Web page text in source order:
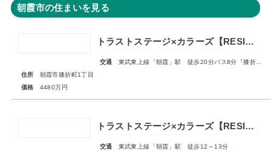
朝霞市の住まいを見る
トラストステージ×カラーズ【RESIDENCE】朝霞市膝折町1丁目12期 全2棟◇最終1棟◇
交通
東武東上線「朝霞」駅 徒歩20分バス8分『膝折町一丁目』停歩3分
住所
朝霞市膝折町1丁目
価格
4480万円
トラストステージ×カラーズ【RESIDENCE】朝霞市根岸台7丁目41期 全13区画第一期分譲 宅地分譲第二期分譲 新築分譲住宅 ◇販売予告◇
交通
東武東上線「朝霞」駅 徒歩12～13分